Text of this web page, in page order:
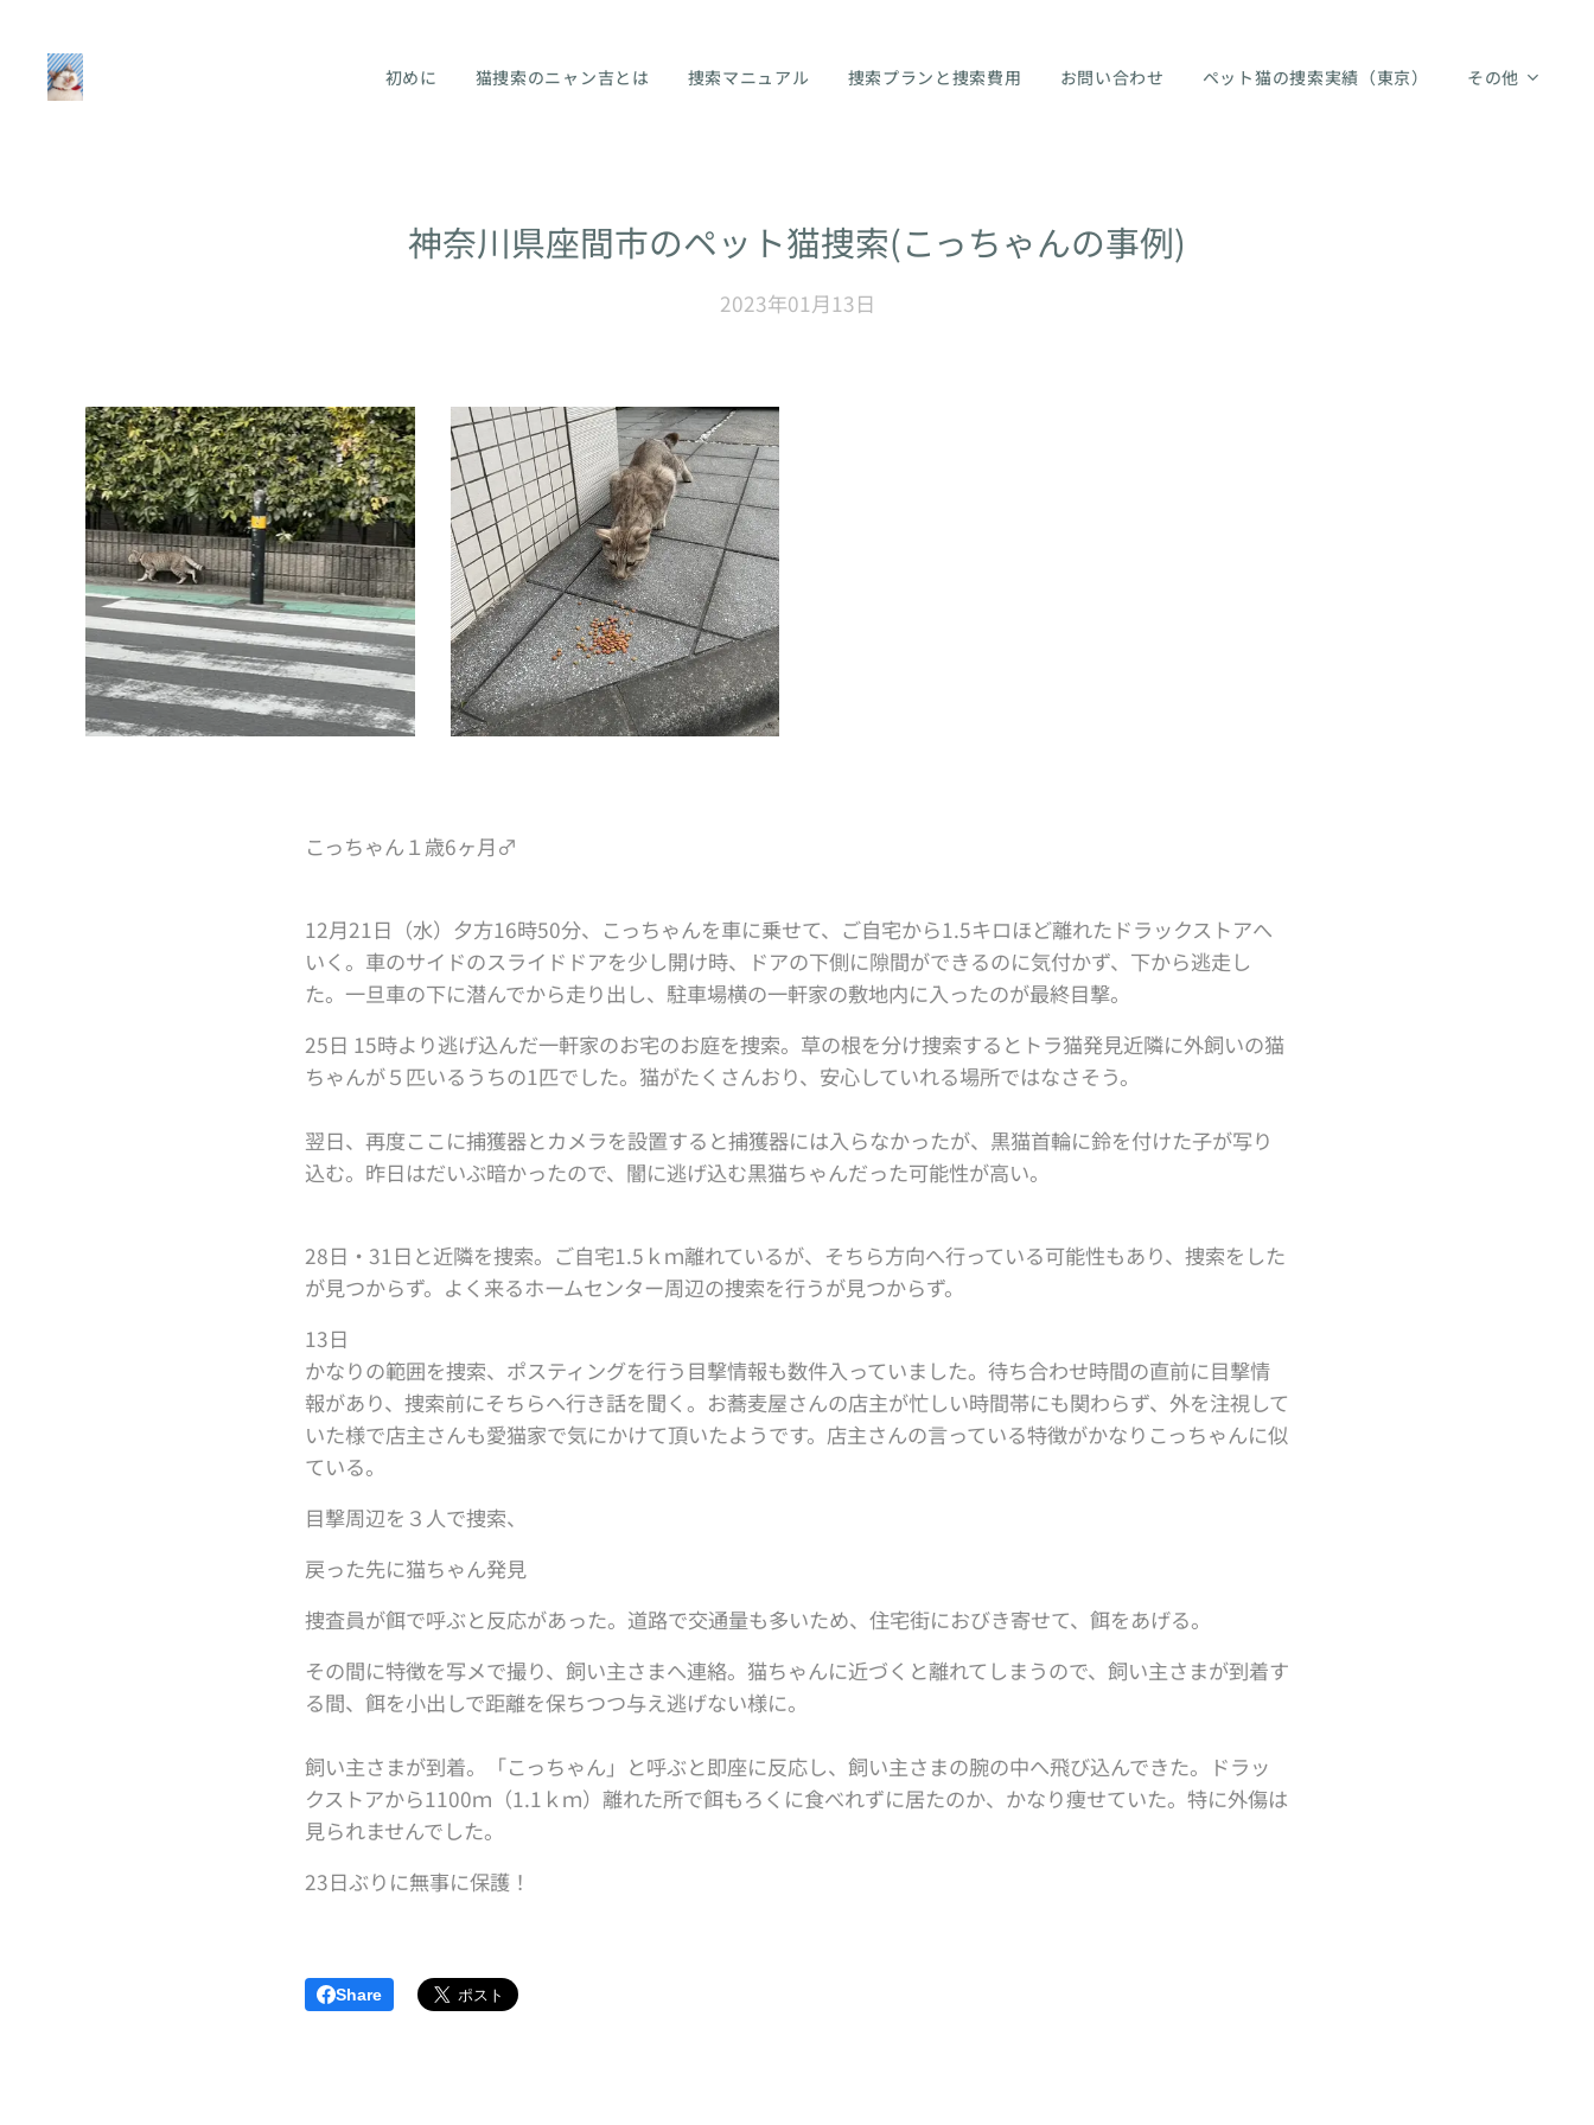
初めに 猫捜索のニャン吉とは 捜索マニュアル 捜索プランと捜索費用 お問い合わせ ペット猫の捜索実績（東京） その他
神奈川県座間市のペット猫捜索(こっちゃんの事例)
2023年01月13日
こっちゃん１歳6ヶ月♂
12月21日（水）夕方16時50分、こっちゃんを車に乗せて、ご自宅から1.5キロほど離れたドラックストアへ
いく。車のサイドのスライドドアを少し開け時、ドアの下側に隙間ができるのに気付かず、下から逃走し
た。一旦車の下に潜んでから走り出し、駐車場横の一軒家の敷地内に入ったのが最終目撃。
25日 15時より逃げ込んだ一軒家のお宅のお庭を捜索。草の根を分け捜索するとトラ猫発見近隣に外飼いの猫
ちゃんが５匹いるうちの1匹でした。猫がたくさんおり、安心していれる場所ではなさそう。
翌日、再度ここに捕獲器とカメラを設置すると捕獲器には入らなかったが、黒猫首輪に鈴を付けた子が写り
込む。昨日はだいぶ暗かったので、闇に逃げ込む黒猫ちゃんだった可能性が高い。
28日・31日と近隣を捜索。ご自宅1.5ｋｍ離れているが、そちら方向へ行っている可能性もあり、捜索をした
が見つからず。よく来るホームセンター周辺の捜索を行うが見つからず。
13日
かなりの範囲を捜索、ポスティングを行う目撃情報も数件入っていました。待ち合わせ時間の直前に目撃情
報があり、捜索前にそちらへ行き話を聞く。お蕎麦屋さんの店主が忙しい時間帯にも関わらず、外を注視して
いた様で店主さんも愛猫家で気にかけて頂いたようです。店主さんの言っている特徴がかなりこっちゃんに似
ている。
目撃周辺を３人で捜索、
戻った先に猫ちゃん発見❕❕
捜査員が餌で呼ぶと反応があった。道路で交通量も多いため、住宅街におびき寄せて、餌をあげる。
その間に特徴を写メで撮り、飼い主さまへ連絡。猫ちゃんに近づくと離れてしまうので、飼い主さまが到着す
る間、餌を小出しで距離を保ちつつ与え逃げない様に。
飼い主さまが到着。「こっちゃん」と呼ぶと即座に反応し、飼い主さまの腕の中へ飛び込んできた。ドラッ
クストアから1100ｍ（1.1ｋｍ）離れた所で餌もろくに食べれずに居たのか、かなり痩せていた。特に外傷は
見られませんでした。
23日ぶりに無事に保護！
Share